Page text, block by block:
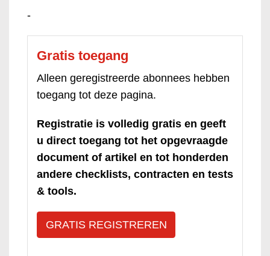
-
Gratis toegang
Alleen geregistreerde abonnees hebben
toegang tot deze pagina.
Registratie is volledig gratis en geeft
u direct toegang tot het opgevraagde
document of artikel en tot honderden
andere checklists, contracten en tests
& tools.
GRATIS REGISTREREN